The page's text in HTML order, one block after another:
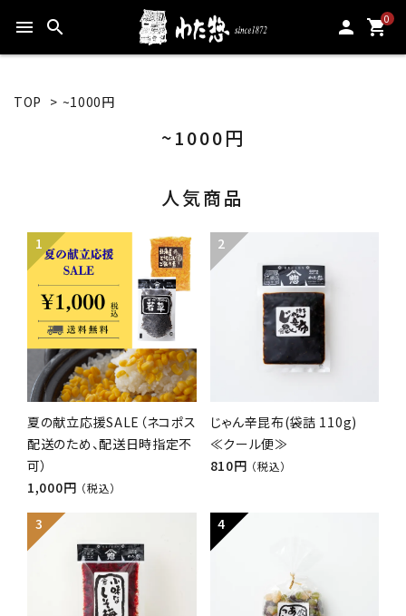
menu search person 0
shopping_cart
TOP > ~1000円
~1000円
人気商品
夏の献立応援SALE（ネコポス
配送のため、配送日時指定不
可）
1,000円 （税込）
じゃん辛昆布(袋詰 110g)
≪クール便≫
810円 （税込）